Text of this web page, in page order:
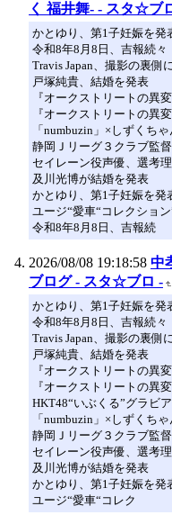
く 福井舞- - スタ☆ブ
かとゆり、第1子妊娠を発
令和8年8月8日、吉報続々
Travis Japan、撮影の裏側
戸塚純貴、結婚を発表
『オークストリートの異
『オークストリートの異
「numbuzin」×しずくちゃ
静岡Ｊリーグ３クラブ監
セイレーン役声優、選考
及川光博が結婚を発表
かとゆり、第1子妊娠を発
ユージ“愛車“コレクション
令和8年8月8日、吉報続
2026/08/08 19:18:58 中
ブログ - スタ☆ブロ -
かとゆり、第1子妊娠を発
令和8年8月8日、吉報続々
Travis Japan、撮影の裏側
戸塚純貴、結婚を発表
『オークストリートの異
『オークストリートの異
HKT48“いぶくる”グラビ
「numbuzin」×しずくちゃ
静岡Ｊリーグ３クラブ監
セイレーン役声優、選考
及川光博が結婚を発表
かとゆり、第1子妊娠を発
ユージ“愛車“コレク